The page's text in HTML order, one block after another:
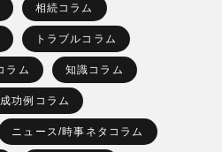
相続コラム
トラブルコラム
ラム 知識コラム
成功例コラム
ニュース/時事ネタコラム